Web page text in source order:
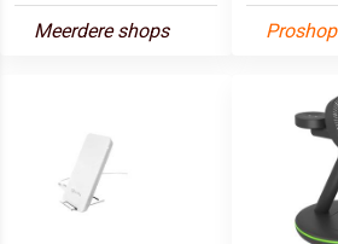
Meerdere shops Proshop